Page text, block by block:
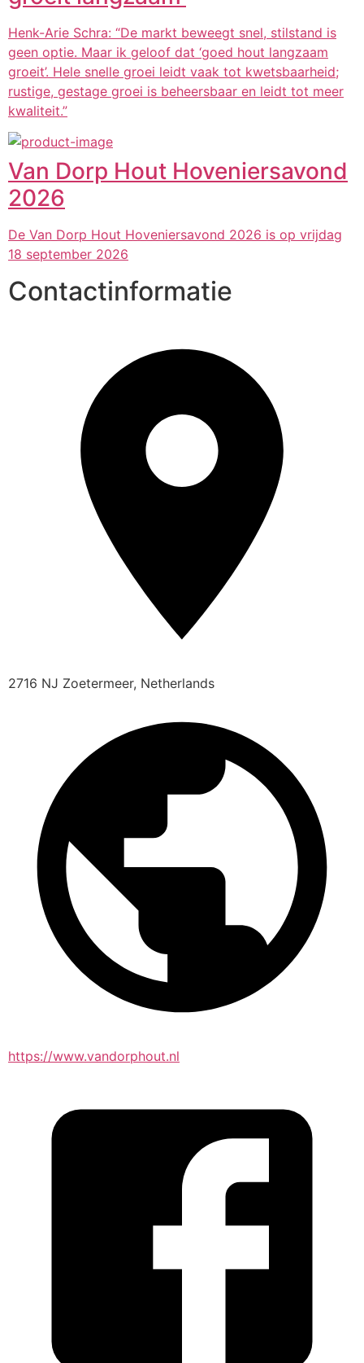
Henk-Arie Schra: “De markt beweegt snel, stilstand is
geen optie. Maar ik geloof dat ‘goed hout langzaam
groeit’. Hele snelle groei leidt vaak tot kwetsbaarheid;
rustige, gestage groei is beheersbaar en leidt tot meer
kwaliteit.”
Van Dorp Hout Hoveniersavond
2026
De Van Dorp Hout Hoveniersavond 2026 is op vrijdag
18 september 2026
Contactinformatie
2716 NJ Zoetermeer, Netherlands
https://www.vandorphout.nl